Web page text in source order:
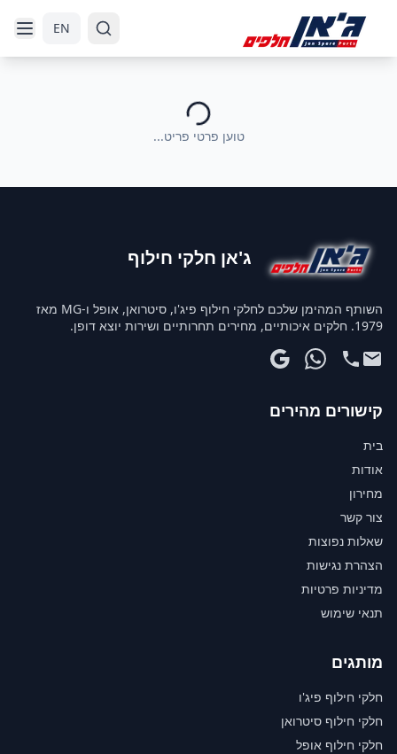
EN
טוען פרטי פריט...
ג'אן חלקי חילוף
השותף המהימן שלכם לחלקי חילוף פיג'ו, סיטרואן, אופל ו-MG מאז
1979. חלקים איכותיים, מחירים תחרותיים ושירות יוצא דופן.
קישורים מהירים
בית
אודות
מחירון
צור קשר
שאלות נפוצות
הצהרת נגישות
מדיניות פרטיות
תנאי שימוש
מותגים
חלקי חילוף פיג'ו
חלקי חילוף סיטרואן
חלקי חילוף אופל